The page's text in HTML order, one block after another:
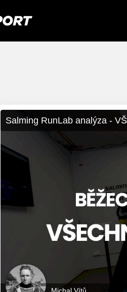
Salming RunLab analýza -